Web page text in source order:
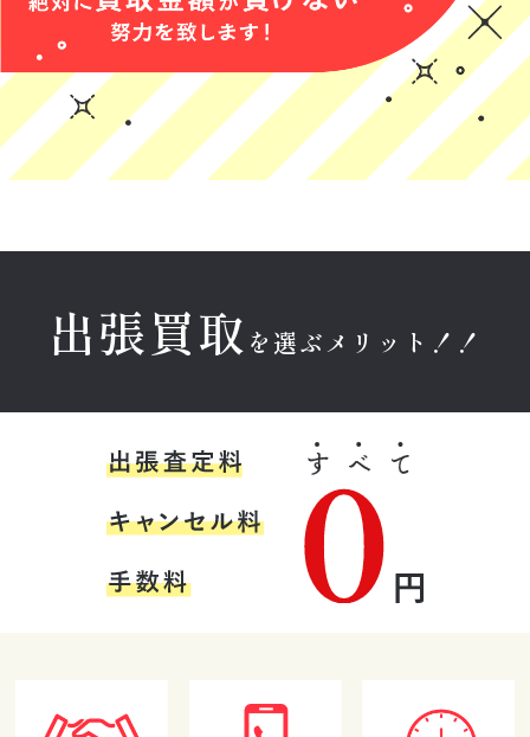
本日、出張買取
た件ですが、正
直、怪しい業者
が多い中、こち
らは説明も明確
応してくださっ
頼できたので、
その場で売るこ
た際もお願いし
たいと思いま
す。信頼できる
おすすめの業者
(Googleのクチコミか
ら引用)
2026年05月22日
とても丁寧なご
です！
(Googleのクチコミか
ら引用)
2026年05月22日
初めての買取サ
ービス利用でし
たが、スタッフ
の方は丁寧で親
しみやすく安心
できました。買
はつきませんで
た。
(Googleのクチコミか
ら引用)
2026年05月18日
★★★★★
金本様に出張買
取のご対応をし
た。大変気持ち
した。また機会
1
★★★★★
とても丁寧に説
明していただけ
てありがたかっ
1
★★★★★
レトロ家具を買
い取ってもらお
うと思っていま
したが、状態が
と思っていたア
1
出張買取 を選ぶメリット！！